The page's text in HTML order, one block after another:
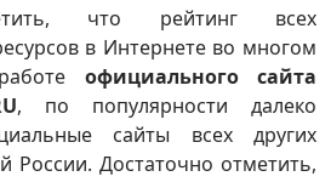
что рейтинг всех
в Интернете во многом
официального сайта
, по популярности далеко
сайты всех других
России. Достаточно отметить,